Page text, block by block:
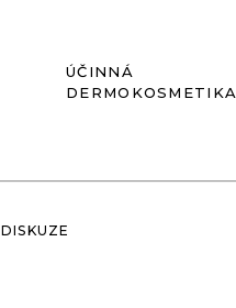
ÚČINNÁ
DERMOKOSMETIKA
DISKUZE